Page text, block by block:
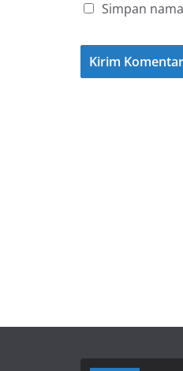
Simpan